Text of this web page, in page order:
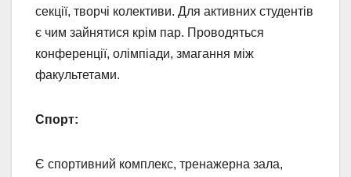
секції, творчі колективи. Для активних студентів
є чим зайнятися крім пар. Проводяться
конференції, олімпіади, змагання між
факультетами.
Спорт:
Є спортивний комплекс, тренажерна зала,